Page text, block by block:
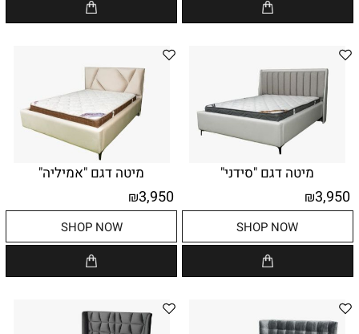
מיטה דגם "סידני"
₪3,950
SHOP NOW
מיטה דגם "אמיליה"
₪3,950
SHOP NOW